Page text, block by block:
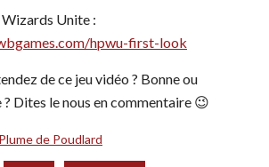
Unite :
hpwu-first-look
de ce jeu vidéo ? Bonne ou
? Dites le nous en commentaire 😉